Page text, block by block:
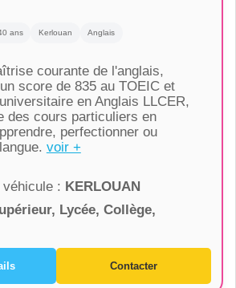
ans Kerlouan Anglais
courante de l'anglais,
score de 835 au TOEIC et
en Anglais LLCER,
des cours particuliers en
perfectionner ou
voir +
: KERLOUAN
Lycée, Collège,
Contacter